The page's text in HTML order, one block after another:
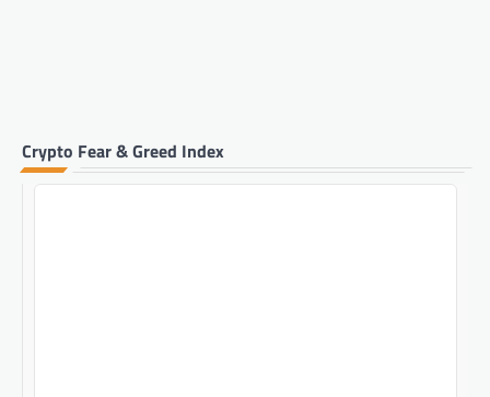
Crypto Fear & Greed Index